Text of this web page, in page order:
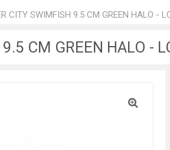
CITY SWIMFISH 9.5 CM GREEN HALO -
CM GREEN HALO -